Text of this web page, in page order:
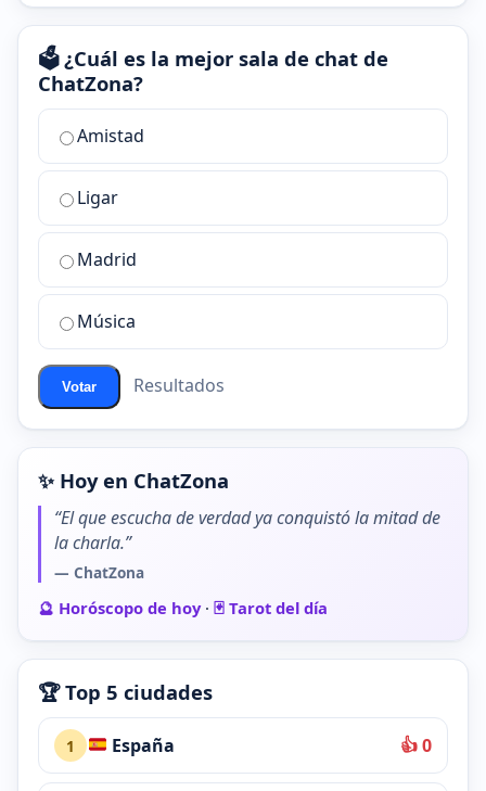
🗳️ ¿Cuál es la mejor sala de chat de
ChatZona?
¿Cuál
la
mejor
sala
chat
ChatZona?
Amistad
Ligar
Madrid
Música
Votar Resultados
✨ Hoy en ChatZona
“El que escucha de verdad ya conquistó la mitad de
la charla.”
— ChatZona
🔮 Horóscopo de hoy· 🃏 Tarot del día
🏆 Top 5 ciudades
1 España 👍 0